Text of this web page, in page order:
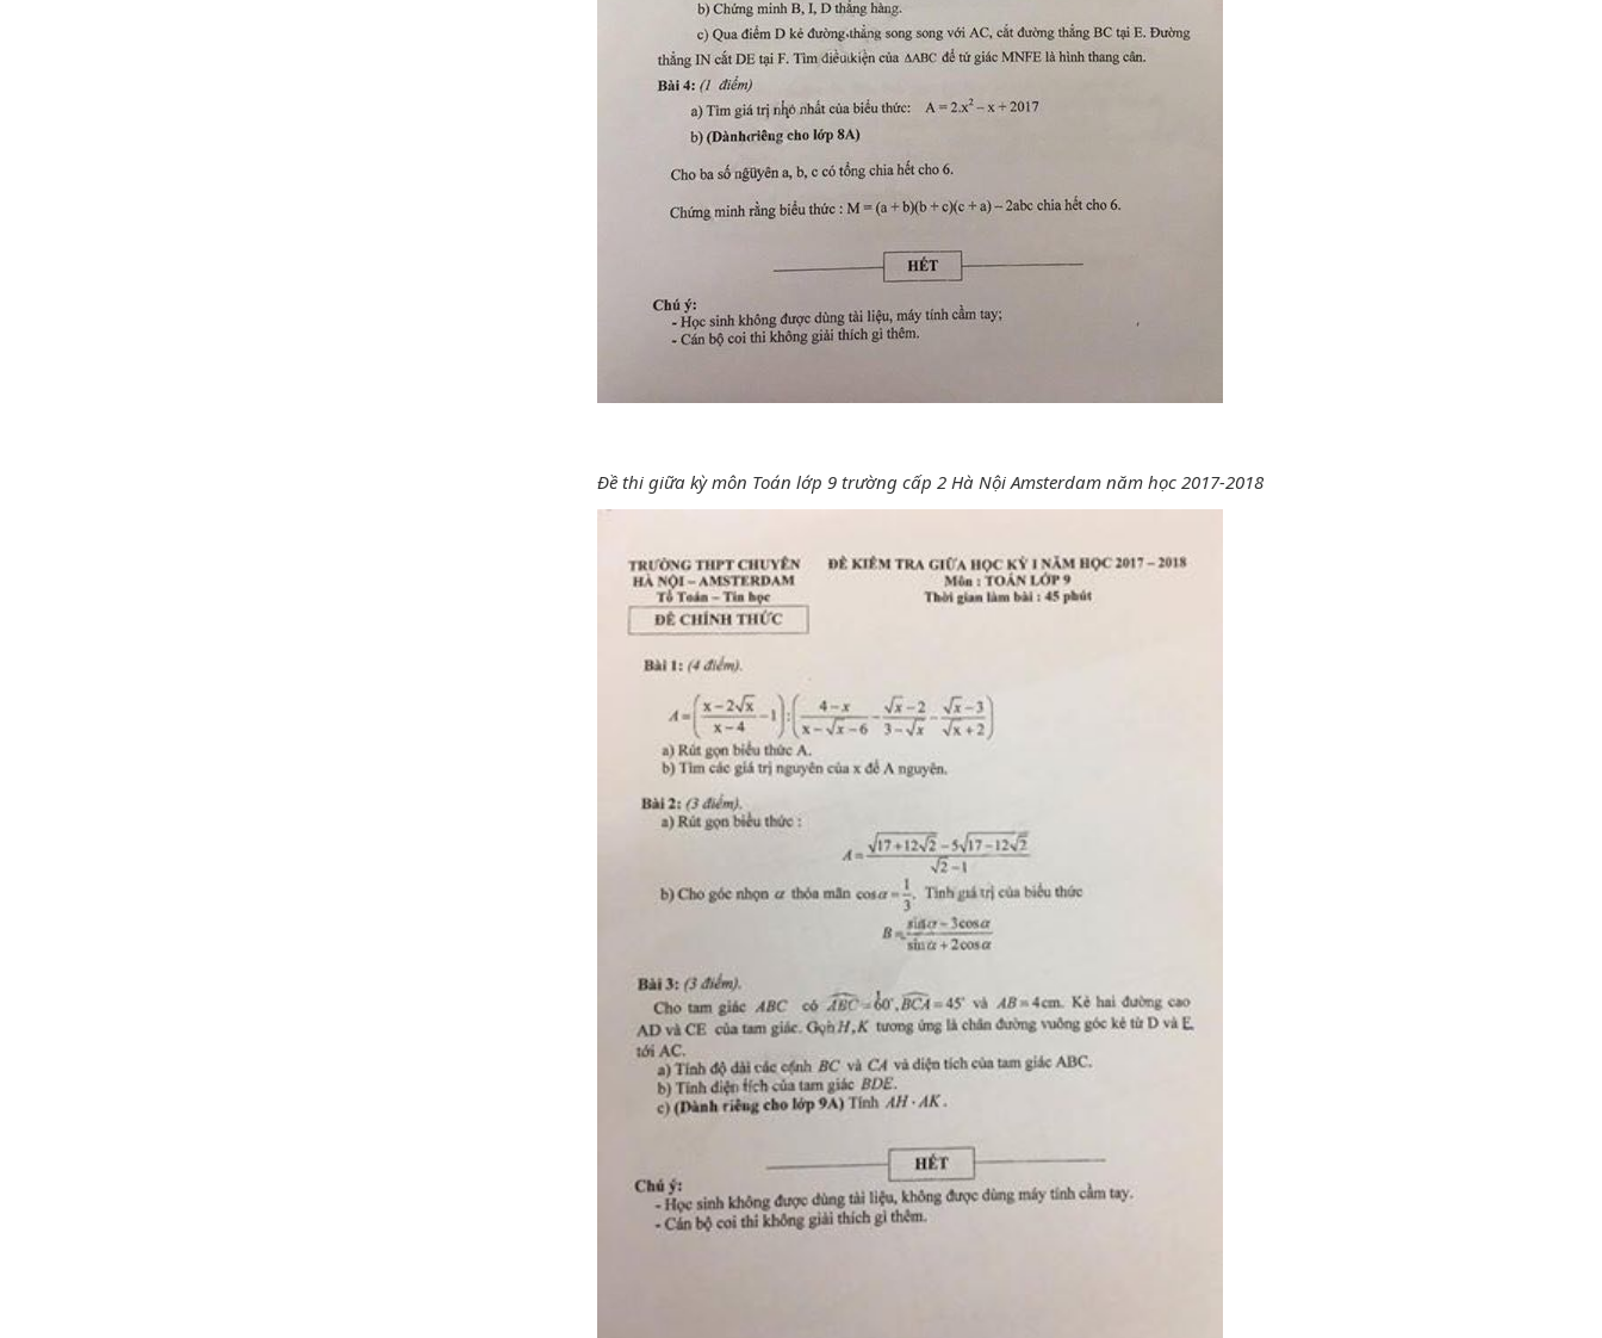
Đề thi giữa kỳ môn Toán lớp 9 trường cấp 2 Hà Nội Amsterdam năm học 2017-2018